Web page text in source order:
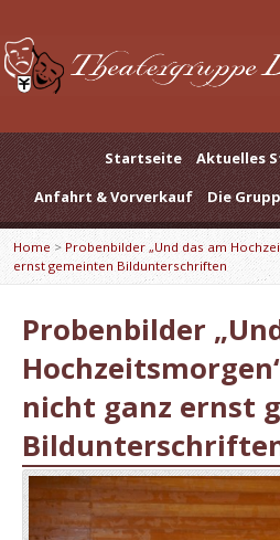
Startseite
Aktuelles
Anfahrt & Vorverkauf
Die
Home > Probenbilder „Und das am
ernst gemeinten Bildunterschriften
Probenbilder
nicht ganz ernst